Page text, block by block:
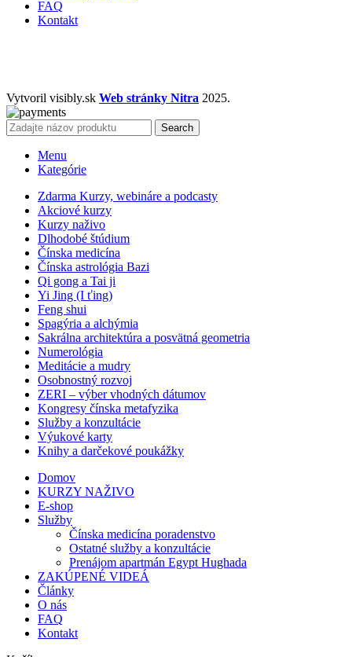
FAQ
Kontakt
Vytvoril visibly.sk Web stránky Nitra 2025.
Search
Menu
Kategórie
Zdarma Kurzy, webináre a podcasty
Akciové kurzy
Kurzy naživo
Dlhodobé štúdium
Čínska medicína
Čínska astrológia Bazi
Qi gong a Tai ji
Yi Jing (I ťing)
Feng shui
Spagýria a alchýmia
Sakrálna architektúra a posvätná geometria
Numerológia
Meditácie a mudry
Osobnostný rozvoj
ZERI – výber vhodných dátumov
Kongresy čínska metafyzika
Služby a konzultácie
Výukové karty
Knihy a darčekové poukážky
Domov
KURZY NAŽIVO
E-shop
Služby
Čínska medicína poradenstvo
Ostatné služby a konzultácie
Prenájom apartmán Egypt Hughada
ZAKÚPENÉ VIDEÁ
Články
O nás
FAQ
Kontakt